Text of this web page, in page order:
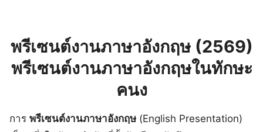
พรีเซนต์งานภาษาอังกฤษ (2569)
พรีเซนต์งานภาษาอังกฤษในทักษะ
คนง
การ พรีเซนต์งานภาษาอังกฤษ (English Presentation)